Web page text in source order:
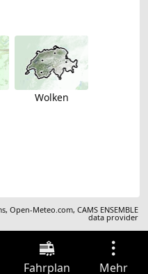
Wolken
,Open-Meteo.com,CAMS ENSEMBLE
data provider
Fahrplan Mehr